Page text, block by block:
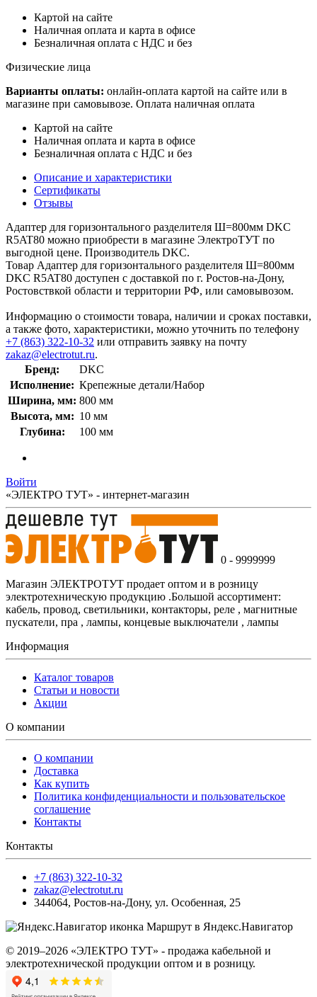
Картой на сайте
Наличная оплата и карта в офисе
Безналичная оплата с НДС и без
Физические лица
Варианты оплаты: онлайн-оплата картой на сайте или в
магазине при самовывозе. Оплата наличная оплата
Картой на сайте
Наличная оплата и карта в офисе
Безналичная оплата с НДС и без
Описание и характеристики
Сертификаты
Отзывы
Адаптер для горизонтального разделителя Ш=800мм DKC
R5AT80 можно приобрести в магазине ЭлектроТУТ по
выгодной цене. Производитель DKC.
Товар Адаптер для горизонтального разделителя Ш=800мм
DKC R5AT80 доступен с доставкой по г. Ростов-на-Дону,
Ростовствкой области и территории РФ, или самовывозом.
Информацию о стоимости товара, наличии и сроках поставки,
а также фото, характеристики, можно уточнить по телефону
+7 (863) 322-10-32 или отправить заявку на почту
zakaz@electrotut.ru.
Бренд:
DKC
Исполнение: Крепежные детали/Набор
Ширина, мм: 800 мм
Высота, мм: 10 мм
Глубина:
100 мм
Войти
«ЭЛЕКТРО ТУТ» - интернет-магазин
0 - 9999999
Магазин ЭЛЕКТРОТУТ продает оптом и в розницу
электротехническую продукцию .Большой ассортимент:
кабель, провод, светильники, контакторы, реле , магнитные
пускатели, пра , лампы, концевые выключатели , лампы
Информация
Каталог товаров
Статьи и новости
Акции
О компании
О компании
Доставка
Как купить
Политика конфиденциальности и пользовательское
соглашение
Контакты
Контакты
+7 (863) 322-10-32
zakaz@electrotut.ru
344064, Ростов-на-Дону, ул. Особенная, 25
Маршрут в Яндекс.Навигатор
© 2019–2026 «ЭЛЕКТРО ТУТ» - продажа кабельной и
электротехнической продукции оптом и в розницу.